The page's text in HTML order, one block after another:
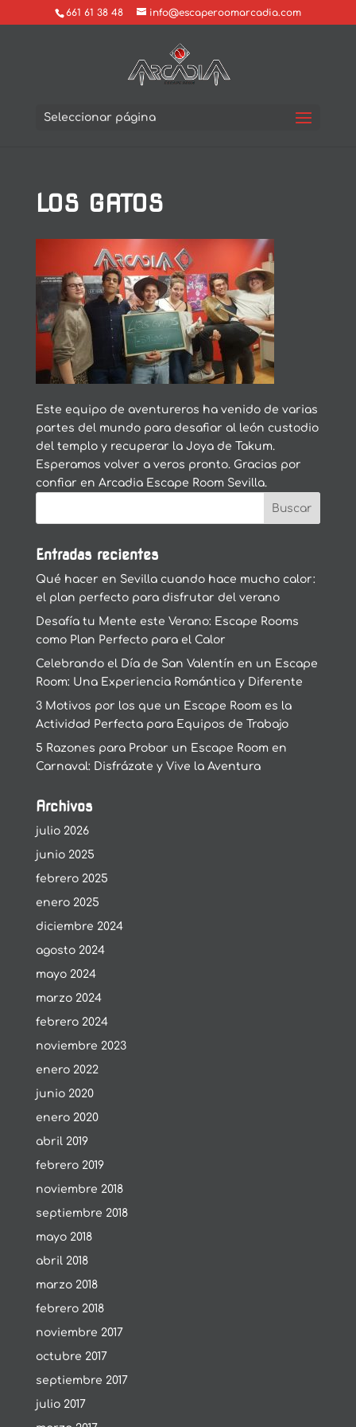
661 61 38 48 info@escaperoomarcadia.com
Seleccionar página
LOS GATOS
Este equipo de aventureros ha venido de varias
partes del mundo para desafiar al león custodio
del templo y recuperar la Joya de Takum.
Esperamos volver a veros pronto. Gracias por
confiar en Arcadia Escape Room Sevilla.
Entradas recientes
Qué hacer en Sevilla cuando hace mucho calor:
el plan perfecto para disfrutar del verano
Desafía tu Mente este Verano: Escape Rooms
como Plan Perfecto para el Calor
Celebrando el Día de San Valentín en un Escape
Room: Una Experiencia Romántica y Diferente
3 Motivos por los que un Escape Room es la
Actividad Perfecta para Equipos de Trabajo
5 Razones para Probar un Escape Room en
Carnaval: Disfrázate y Vive la Aventura
Archivos
julio 2026
junio 2025
febrero 2025
enero 2025
diciembre 2024
agosto 2024
mayo 2024
marzo 2024
febrero 2024
noviembre 2023
enero 2022
junio 2020
enero 2020
abril 2019
febrero 2019
noviembre 2018
septiembre 2018
mayo 2018
abril 2018
marzo 2018
febrero 2018
noviembre 2017
octubre 2017
septiembre 2017
julio 2017